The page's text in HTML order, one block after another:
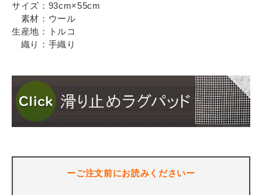
サイズ：93cm×55cm
素材：ウール
生産地：トルコ
織り：手織り
ーご注文前にお読みくださいー